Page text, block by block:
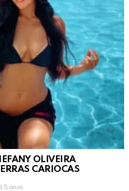
OLIVEIRA
CARIOCAS
5 anos